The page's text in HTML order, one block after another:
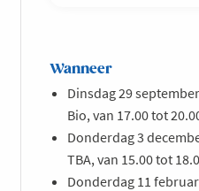
Wanneer
Dinsdag 29
Bio, van 17.00 tot
Donderdag 3
TBA, van 15.00 tot
Donderdag 11